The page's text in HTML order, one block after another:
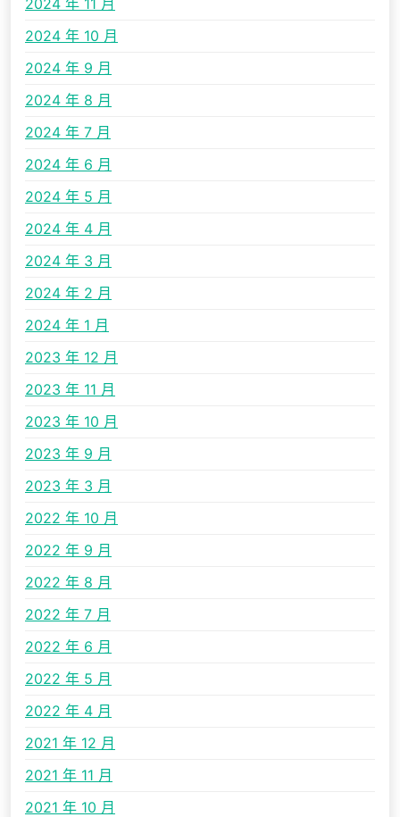
2024 年 11 月
2024 年 10 月
2024 年 9 月
2024 年 8 月
2024 年 7 月
2024 年 6 月
2024 年 5 月
2024 年 4 月
2024 年 3 月
2024 年 2 月
2024 年 1 月
2023 年 12 月
2023 年 11 月
2023 年 10 月
2023 年 9 月
2023 年 3 月
2022 年 10 月
2022 年 9 月
2022 年 8 月
2022 年 7 月
2022 年 6 月
2022 年 5 月
2022 年 4 月
2021 年 12 月
2021 年 11 月
2021 年 10 月